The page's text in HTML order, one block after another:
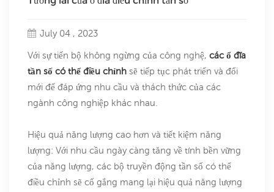
July 04 , 2023
Với sự tiến bộ không ngừng của công nghệ, các ổ đĩa
tần số có thể điều chỉnh sẽ tiếp tục phát triển và đổi
mới để đáp ứng nhu cầu và thách thức của các
ngành công nghiệp khác nhau.
Hiệu quả năng lượng cao hơn và tiết kiệm năng
lượng: Với nhu cầu ngày càng tăng về tính bền vững
của năng lượng, các bộ truyền động tần số có thể
điều chỉnh sẽ cố gắng mang lại hiệu quả năng lượng